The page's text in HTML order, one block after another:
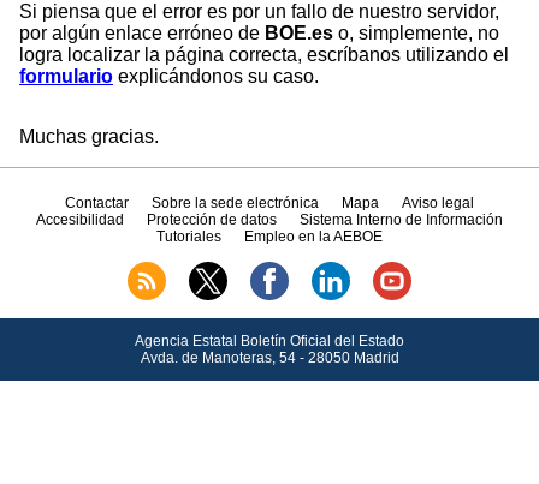
Si piensa que el error es por un fallo de nuestro servidor,
por algún enlace erróneo de BOE.es o, simplemente, no
logra localizar la página correcta, escríbanos utilizando el
formulario explicándonos su caso.
Muchas gracias.
Contactar Sobre la sede electrónica Mapa
Aviso legal
Accesibilidad
Protección de datos
Sistema Interno de Información
Tutoriales
Empleo en la AEBOE
Agencia Estatal Boletín Oficial del Estado
Avda.de Manoteras, 54 - 28050 Madrid